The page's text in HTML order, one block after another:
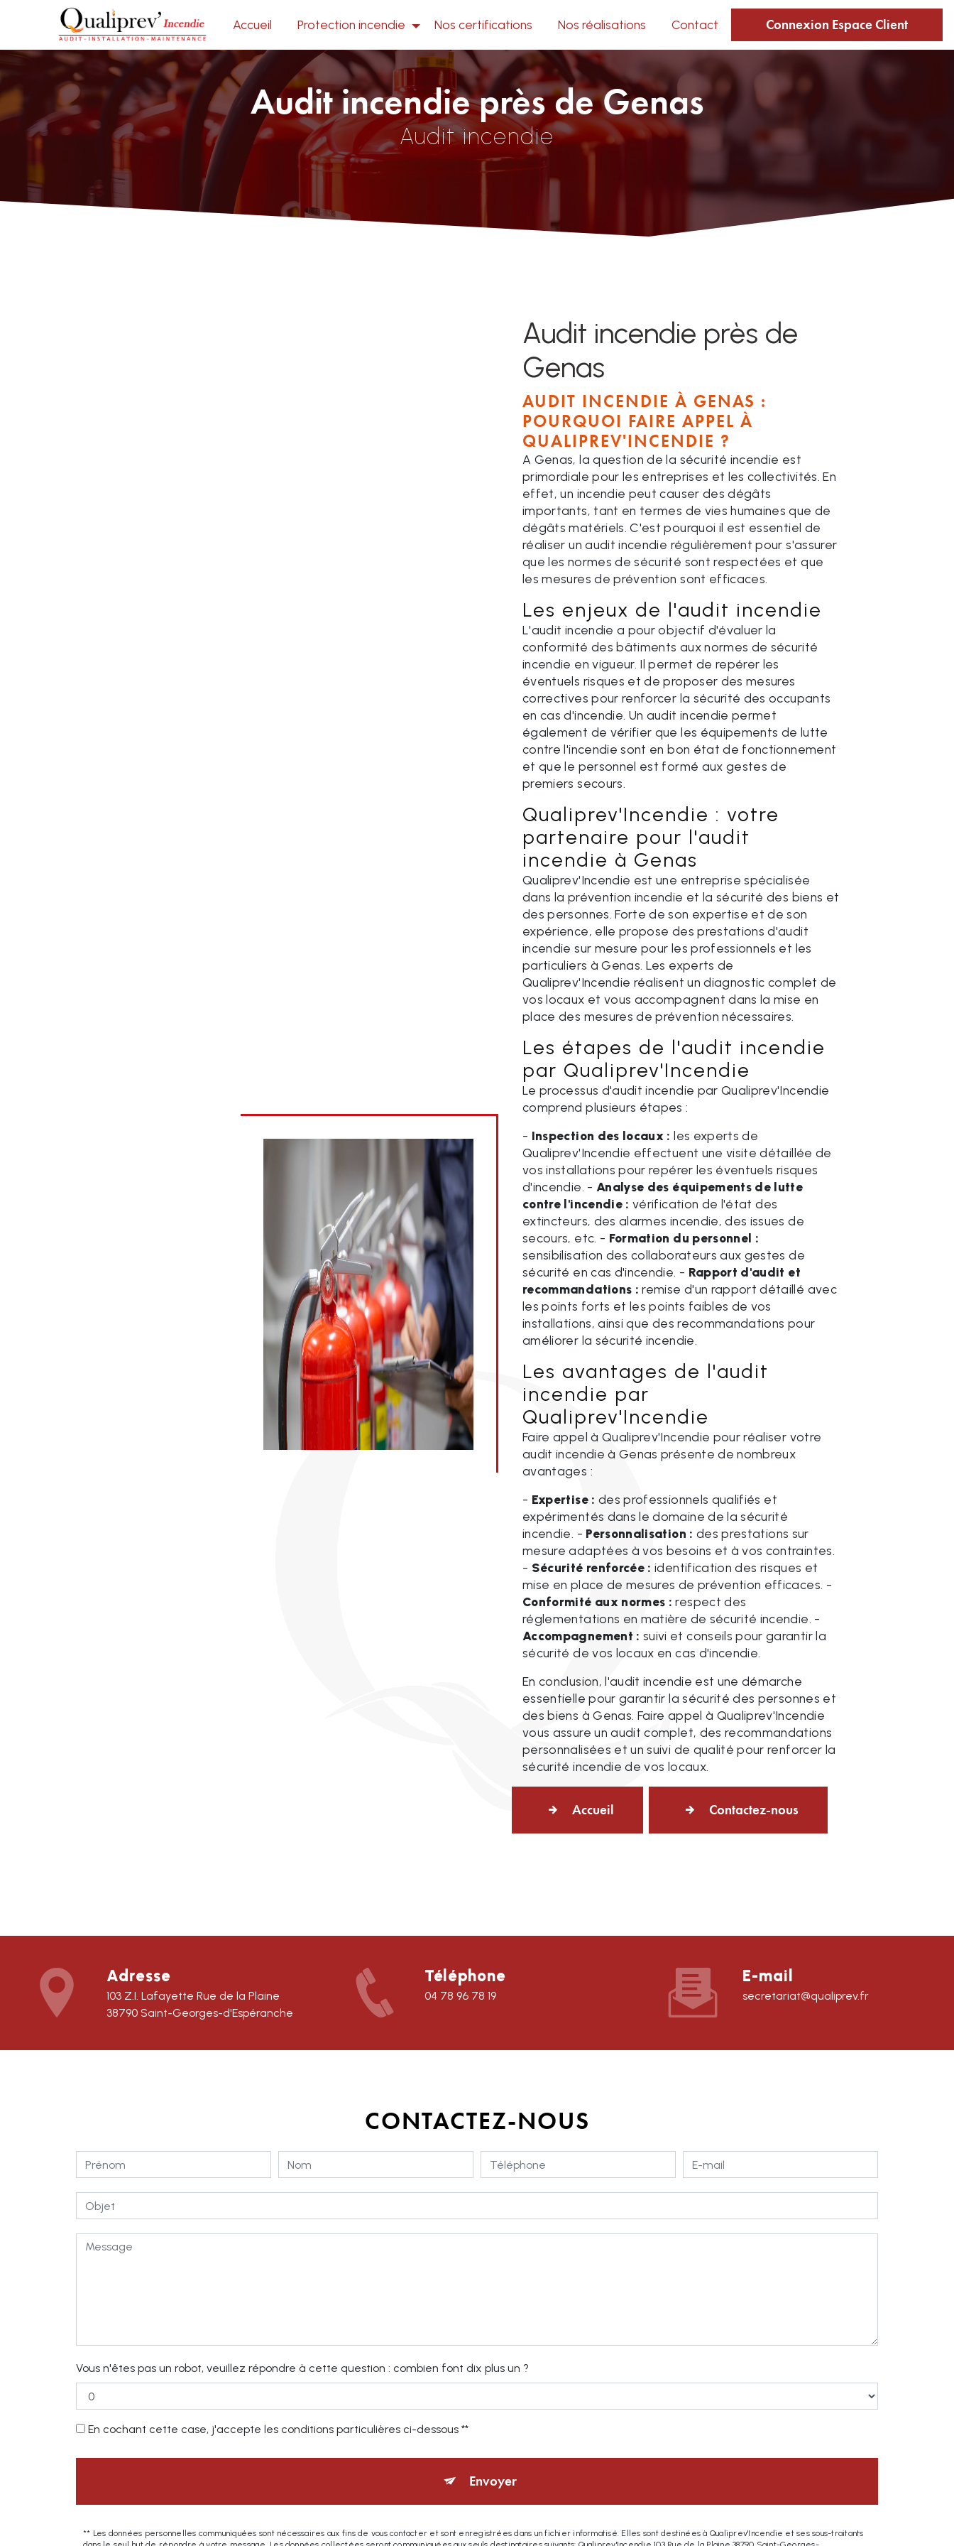
Accueil Protection incendie Nos certifications Nos réalisations Contact Connexion Espace Client
Audit incendie près de Genas
Audit incendie
Audit incendie près de
Genas
AUDIT INCENDIE À GENAS :
POURQUOI FAIRE APPEL À
QUALIPREV'INCENDIE ?
A Genas, la question de la sécurité incendie est
primordiale pour les entreprises et les collectivités. En
effet, un incendie peut causer des dégâts
importants, tant en termes de vies humaines que de
dégâts matériels. C'est pourquoi il est essentiel de
réaliser un audit incendie régulièrement pour s'assurer
que les normes de sécurité sont respectées et que
les mesures de prévention sont efficaces.
Les enjeux de l'audit incendie
L'audit incendie a pour objectif d'évaluer la
conformité des bâtiments aux normes de sécurité
incendie en vigueur. Il permet de repérer les
éventuels risques et de proposer des mesures
correctives pour renforcer la sécurité des occupants
en cas d'incendie. Un audit incendie permet
également de vérifier que les équipements de lutte
contre l'incendie sont en bon état de fonctionnement
et que le personnel est formé aux gestes de
premiers secours.
Qualiprev'Incendie : votre
partenaire pour l'audit
incendie à Genas
Qualiprev'Incendie est une entreprise spécialisée
dans la prévention incendie et la sécurité des biens et
des personnes. Forte de son expertise et de son
expérience, elle propose des prestations d'audit
incendie sur mesure pour les professionnels et les
particuliers à Genas. Les experts de
Qualiprev'Incendie réalisent un diagnostic complet de
vos locaux et vous accompagnent dans la mise en
place des mesures de prévention nécessaires.
Les étapes de l'audit incendie
par Qualiprev'Incendie
Le processus d'audit incendie par Qualiprev'Incendie
comprend plusieurs étapes :
- Inspection des locaux : les experts de
Qualiprev'Incendie effectuent une visite détaillée de
vos installations pour repérer les éventuels risques
d'incendie. - Analyse des équipements de lutte
contre l'incendie : vérification de l'état des
extincteurs, des alarmes incendie, des issues de
secours, etc. - Formation du personnel :
sensibilisation des collaborateurs aux gestes de
sécurité en cas d'incendie. - Rapport d'audit et
recommandations : remise d'un rapport détaillé avec
les points forts et les points faibles de vos
installations, ainsi que des recommandations pour
améliorer la sécurité incendie.
Les avantages de l'audit
incendie par
Qualiprev'Incendie
Faire appel à Qualiprev'Incendie pour réaliser votre
audit incendie à Genas présente de nombreux
avantages :
- Expertise : des professionnels qualifiés et
expérimentés dans le domaine de la sécurité
incendie. - Personnalisation : des prestations sur
mesure adaptées à vos besoins et à vos contraintes.
- Sécurité renforcée : identification des risques et
mise en place de mesures de prévention efficaces. -
Conformité aux normes : respect des
réglementations en matière de sécurité incendie. -
Accompagnement : suivi et conseils pour garantir la
sécurité de vos locaux en cas d'incendie.
En conclusion, l'audit incendie est une démarche
essentielle pour garantir la sécurité des personnes et
des biens à Genas. Faire appel à Qualiprev'Incendie
vous assure un audit complet, des recommandations
personnalisées et un suivi de qualité pour renforcer la
sécurité incendie de vos locaux.
Accueil Contactez-nous
Adresse
103 Z.I. Lafayette Rue de la Plaine
38790 Saint-Georges-d'Espéranche
Téléphone
04 78 96 78 19
E-mail
secretariat@qualiprev.fr
CONTACTEZ-NOUS
Vous n'êtes pas un robot, veuillez répondre à cette question : combien font dix plus un ?
En cochant cette case, j'accepte les conditions particulières ci-dessous **
Envoyer
** Les données personnelles communiquées sont nécessaires aux fins de vous contacter et sont enregistrées dans un fichier informatisé. Elles sont destinées à Qualiprev'Incendie et ses sous-traitants
Panneau de gestion des cookies